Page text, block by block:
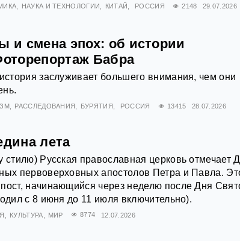
НАУКА И ТЕХНОЛОГИИ КИТАЙ РОССИЯ 2148 29.07.2026
и смена эпох: об истории
Бабра
заслуживает большего внимания, чем они
РАССЛЕДОВАНИЯ БУРЯТИЯ РОССИЯ 13415 28.07.2026
лета
Русская православная церковь отмечает
первоверховных апостолов Петра и Павла.
начинающийся через неделю после Дня
с 8 июня до 11 июля включительно).
КУЛЬТУРА МИР 8774 12.07.2026